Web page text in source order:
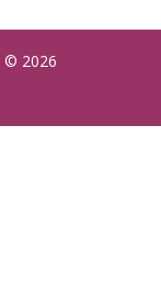
© 2026